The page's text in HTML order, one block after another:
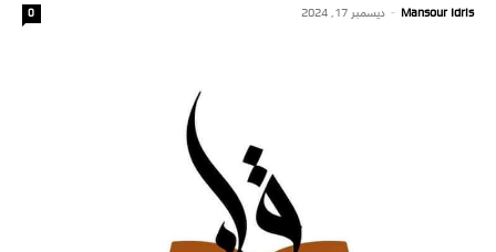
Mansour Idris
- ديسمبر 17, 2024 0